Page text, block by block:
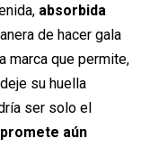
absorbida
de hacer gala
marca que permite,
su huella
ser solo el
aún